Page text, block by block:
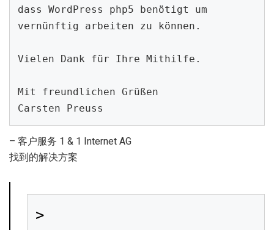
dass WordPress php5 benötigt um
vernünftig arbeiten zu können.
Vielen Dank für Ihre Mithilfe.
Mit freundlichen Grüßen
Carsten Preuss
– 客户服务 1 & 1 Internet AG
找到的解决方案
>